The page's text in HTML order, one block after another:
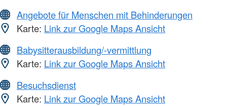
Angebote für Menschen mit Behinderungen
Karte: Link zur Google Maps Ansicht
Babysitterausbildung/-vermittlung
Karte: Link zur Google Maps Ansicht
Besuchsdienst
Karte: Link zur Google Maps Ansicht